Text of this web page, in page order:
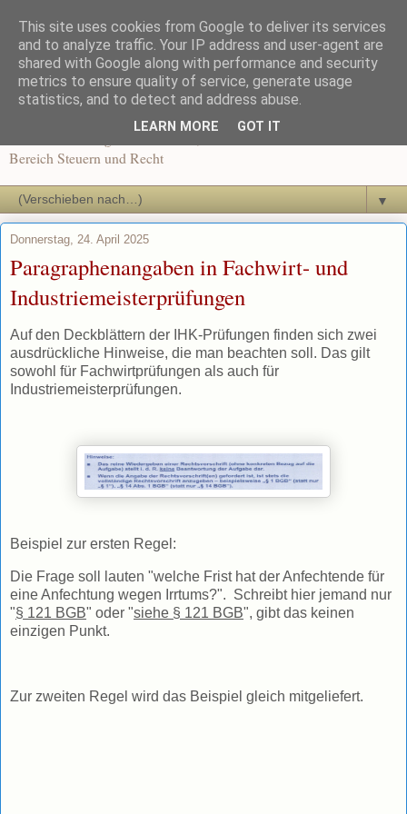
Recht und Steuern in der
Ausbildung
Bereich Steuern und Recht
▼
Donnerstag, 24. April 2025
Paragraphenangaben in Fachwirt- und
Industriemeisterprüfungen
Auf den Deckblättern der IHK-Prüfungen finden sich zwei
ausdrückliche Hinweise, die man beachten soll. Das gilt
sowohl für Fachwirtprüfungen als auch für
Industriemeisterprüfungen.
Beispiel zur ersten Regel:
Die Frage soll lauten "welche Frist hat der Anfechtende für
eine Anfechtung wegen Irrtums?". Schreibt hier jemand nur
"§ 121 BGB" oder "siehe § 121 BGB", gibt das keinen
einzigen Punkt.
Zur zweiten Regel wird das Beispiel gleich mitgeliefert.
This site uses cookies from Google to deliver its services
and to analyze traffic. Your IP address and user-agent are
shared with Google along with performance and security
metrics to ensure quality of service, generate usage
statistics, and to detect and address abuse.
LEARN MORE GOT IT